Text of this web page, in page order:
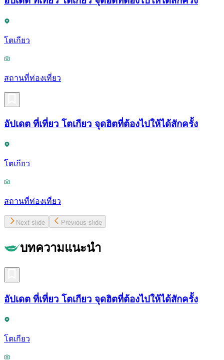
โตเกียว
สถานที่ท่องเที่ยว
อัปเดต ที่เที่ยว โตเกียว จุดฮิตที่ต้องไปให้ได้สักครั้ง
โตเกียว
สถานที่ท่องเที่ยว
Next slide Previous slide
บทความแนะนำ
อัปเดต ที่เที่ยว โตเกียว จุดฮิตที่ต้องไปให้ได้สักครั้ง
โตเกียว